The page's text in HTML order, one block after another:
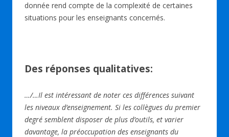
donnée rend compte de la complexité de certaines
situations pour les enseignants concernés.
Des réponses qualitatives:
…/…Il est intéressant de noter ces différences suivant
les niveaux d’enseignement. Si les collègues du premier
degré semblent disposer de plus d’outils, et varier
davantage, la préoccupation des enseignants du